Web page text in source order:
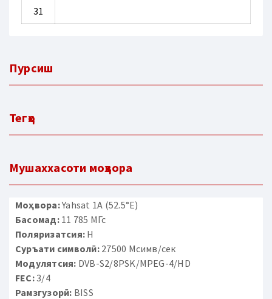
31
Пурсиш
Тегҳо
Мушаххасоти моҳвора
Моҳвора:Yahsat 1A (52.5°E)
Басомад:11 785 МГс
Поляризатсия: H
Суръати символӣ:27500 Мсимв/сек
Модулятсия: DVB-S2/8PSK/MPEG-4/HD
FEC:3/4
Рамзгузорӣ: BISS